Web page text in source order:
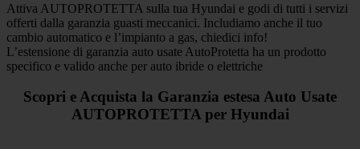
Attiva AUTOPROTETTA sulla tua Hyundai e godi di tutti i servizi
offerti dalla garanzia guasti meccanici. Includiamo anche il tuo
cambio automatico e l’impianto a gas, chiedici info!
L’estensione di garanzia auto usate AutoProtetta ha un prodotto
specifico e valido anche per auto ibride o elettriche
Scopri e Acquista la Garanzia estesa Auto Usate
AUTOPROTETTA per Hyundai